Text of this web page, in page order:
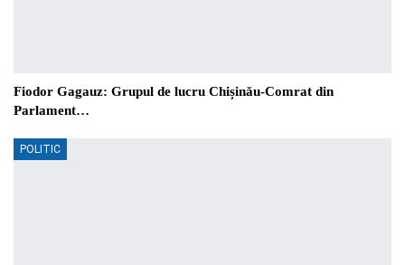
Fiodor Gagauz: Grupul de lucru Chișinău-Comrat din
Parlament…
POLITIC